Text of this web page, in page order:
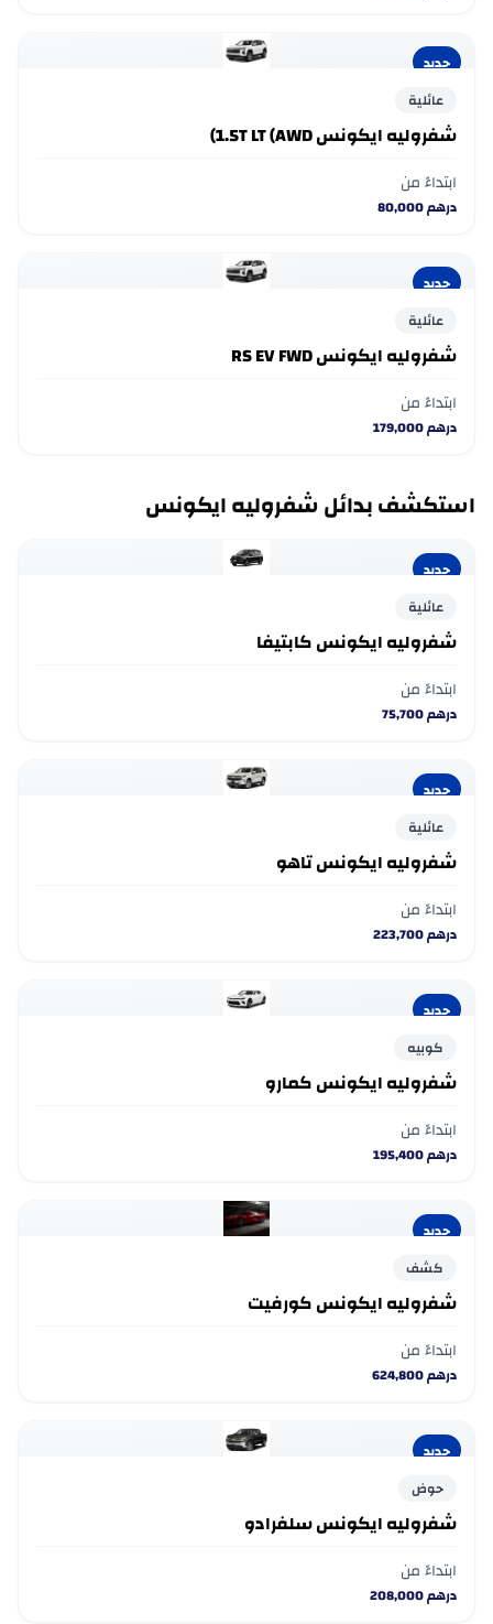
جديد
عائلية
شفروليه ايكونس 1.5T LT (AWD)
ابتداءً من
درهم80,000
جديد
عائلية
شفروليه ايكونس RS EV FWD
ابتداءً من
درهم179,000
استكشف بدائل شفروليه ايكونس
جديد
عائلية
شفروليه ايكونس كابتيفا
ابتداءً من
درهم75,700
جديد
عائلية
شفروليه ايكونس تاهو
ابتداءً من
درهم223,700
جديد
كوبيه
شفروليه ايكونس كمارو
ابتداءً من
درهم195,400
جديد
كشف
شفروليه ايكونس كورفيت
ابتداءً من
درهم624,800
جديد
حوض
شفروليه ايكونس سلفرادو
ابتداءً من
درهم208,000